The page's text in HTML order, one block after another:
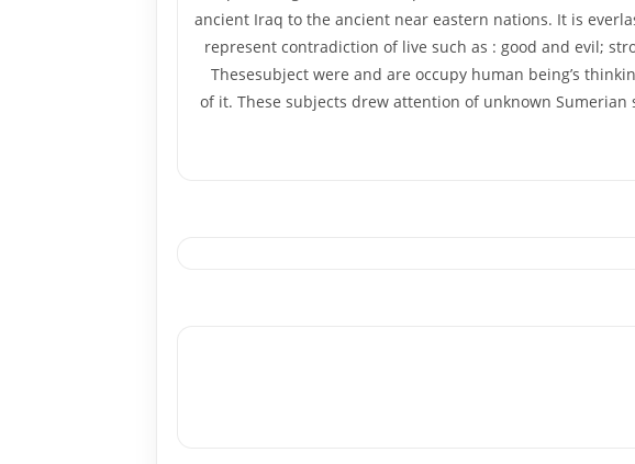
ancient Iraq to the ancient near eastern nations. It is
represent contradiction of live such as : good and evil;
Thesesubject were and are occupy human being’s
of it. These subjects drew attention of unknown